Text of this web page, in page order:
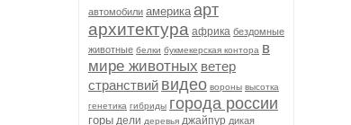
автомобили америка арт
архитектура африка бездомные
животные белки букмекерская контора в
мире животных ветер
странствий видео вороны высотка
генетика гибриды города россии
горы дели деревья джайпур дикая